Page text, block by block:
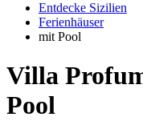
Entdecke Sizilien
Ferienhäuser
mit Pool
Villa
Pool